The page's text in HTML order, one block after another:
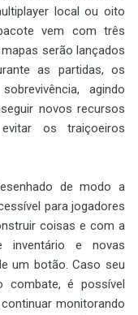
local ou oito
vem com três
serão lançados
as partidas, os
agindo
novos recursos
os traiçoeiros
de modo a
para jogadores
coisas e com a
inventário e novas
um botão. Caso seu
combate, é possível
monitorando